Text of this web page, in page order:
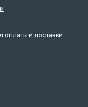
оплаты и доставки